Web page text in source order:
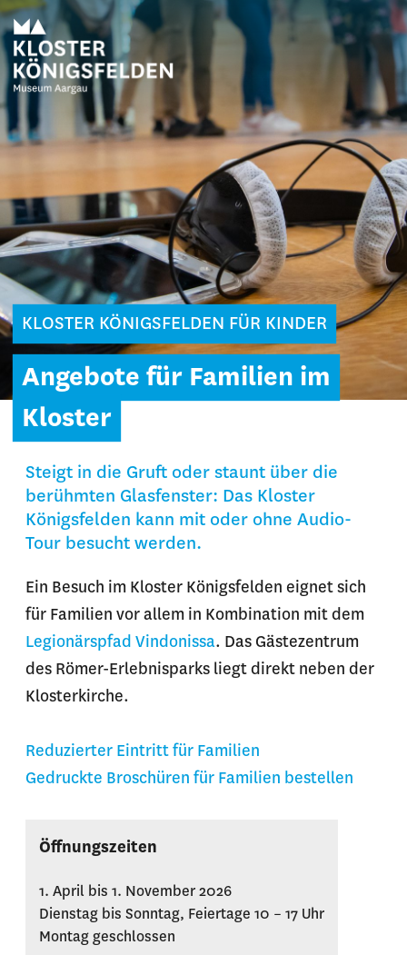
KLOSTER KÖNIGSFELDEN FÜR KINDER
Angebote für Familien im
Kloster
Steigt in die Gruft oder staunt über die
berühmten Glasfenster: Das Kloster
Königsfelden kann mit oder ohne Audio-
Tour besucht werden.
Ein Besuch im Kloster Königsfelden eignet sich
für Familien vor allem in Kombination mit dem
Legionärspfad Vindonissa. Das Gästezentrum
des Römer-Erlebnisparks liegt direkt neben der
Klosterkirche.
Reduzierter Eintritt für Familien
Gedruckte Broschüren für Familien bestellen
Öffnungszeiten
1. April bis 1. November 2026
Dienstag bis Sonntag, Feiertage 10 – 17 Uhr
Montag geschlossen